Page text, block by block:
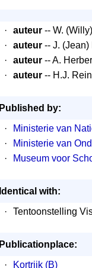
· auteur -- W.
·
auteur -- J. (Jean)
·
auteur -- A.
·
auteur -- H.J.
Published by:
·
Ministerie van
·
Ministerie van
·
Museum voor
Identical with:
·
Tentoonstelling
Publicationplace:
·
Kortrijk (B)